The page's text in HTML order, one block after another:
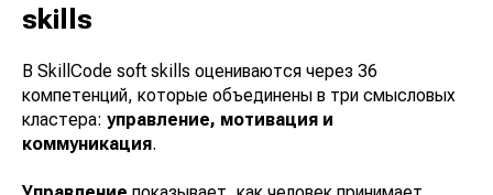
skills
В SkillCode soft skills оцениваются через 36
компетенций, которые объединены в три смысловых
кластера: управление, мотивация и
коммуникация.